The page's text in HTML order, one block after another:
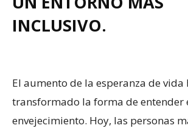
INCLUSIVO.
El aumento de la esperanza de vida
transformado la forma de entender
envejecimiento. Hoy, las personas